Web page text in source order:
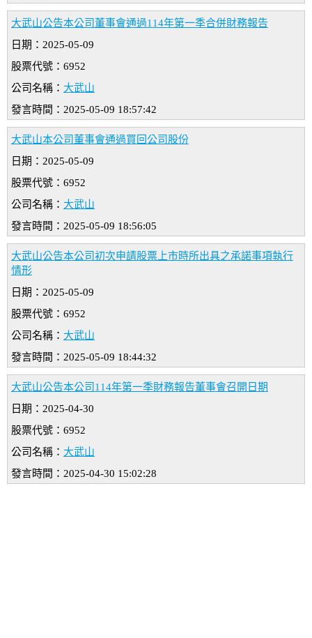
大武山公告本公司董事會通過114年第一季合併財務報告
日期：2025-05-09
股票代號：6952
公司名稱： 大武山
發言時間：2025-05-09 18:57:42
大武山本公司董事會通過買回公司股份
日期：2025-05-09
股票代號：6952
公司名稱： 大武山
發言時間：2025-05-09 18:56:05
大武山公告本公司初次申請股票上市時所出具之承諾事項執行
情形
日期：2025-05-09
股票代號：6952
公司名稱： 大武山
發言時間：2025-05-09 18:44:32
大武山公告本公司114年第一季財務報告董事會召開日期
日期：2025-04-30
股票代號：6952
公司名稱： 大武山
發言時間：2025-04-30 15:02:28